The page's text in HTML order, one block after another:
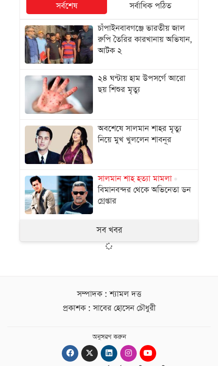
সর্বশেষ
সর্বাধিক পঠিত
চাঁপাইনবাবগঞ্জে ভারতীয় জাল
রুপি তৈরির কারখানায় অভিযান,
আটক ২
২৪ ঘন্টায় হাম উপসর্গে আরো
ছয় শিশুর মৃত্যু
অবশেষে সালমান শাহর মৃত্যু
নিয়ে মুখ খুললেন শাবনূর
সালমান শাহ হত্যা মামলা
বিমানবন্দর থেকে অভিনেতা ডন
গ্রেপ্তার
সব খবর
সম্পাদক : শ্যামল দত্ত
প্রকাশক : সাবের হোসেন চৌধুরী
অনুসরণ করুন